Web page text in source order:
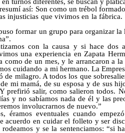
así: Son como un trébol
injusticias que vivimos en la
formar un grupo para organizar
con la causa y si hace dos
una experiencia en Zapata
de un mes, y le arrancaron a
cuidando a mi hermano. La
milagro. A todos los que
mi mamá, de su esposa y de sus
prefirió salir, como salieron todos.
y no sabíamos nada de él y las
involucrarnos de nuevo.”
éramos eventuales cuando
acuerdo en cuidar el folleto y ser
y se la sentenciamos: “si